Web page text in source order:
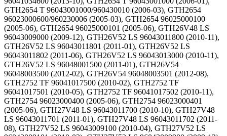
GTH2654 T 96043001000/960430010 (2006-03), GTH2654
96023000600/960230006 (2005-03), GTH2654 96025000100
(2005-06), GTH2654 96025000101 (2005-06), GTH26V48 LS
96043009000 (2009-12), GTH26V52 LS 96043011800 (2010-11),
GTH26V52 LS 96043011801 (2011-01), GTH26V52 LS
96043011802 (2011-06), GTH26V52 LS 96043013000 (2010-11),
GTH26V52 LS 96048001500 (2011-01), GTH26V54
96048003500 (2012-02), GTH26V54 96048003501 (2012-08),
GTH2752 TF 96041017500 (2010-02), GTH2752 TF
96041017501 (2010-05), GTH2752 TF 96041017502 (2010-11),
GTH2754 96023000400 (2005-06), GTH2754 96023000401
(2005-06), GTH27V48 LS 96043011700 (2010-10), GTH27V48
LS 96043011701 (2011-01), GTH27V48 LS 96043011702 (2011-
08), GTH27V52 LS 96043009100 (2010-04), GTH27V52 LS